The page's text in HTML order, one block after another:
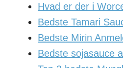
Hvad er der i
Bedste Tamari
Bedste Mirin
Bedste sojasauce